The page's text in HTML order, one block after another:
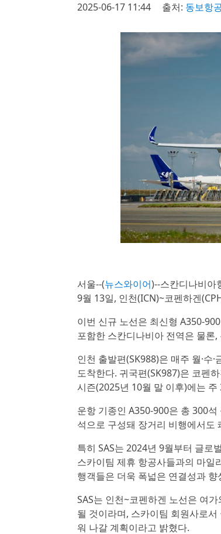
2025-06-17 11:44 출처: 동보항
서울--(뉴스와이어)--스칸디나비아
9월 13일, 인천(ICN)~코펜하겐
이번 신규 노선은 최신형 A350-
포함한 스칸디나비아 전역은 물론
인천 출발편(SK988)은 매주 월·수
도착한다. 귀국편(SK987)은 코펜
시즌(2025년 10월 말 이후)에는 주
운항 기종인 A350-900은 총 300
석으로 구성돼 장거리 비행에서도
특히 SAS는 2024년 9월부터 글로
스카이팀 제휴 항공사들과의 마일
행객들은 더욱 폭넓은 연결성과
SAS는 인천~코펜하겐 노선은 여
될 것이라며, 스카이팀 회원사로
워 나갈 계획이라고 밝혔다.